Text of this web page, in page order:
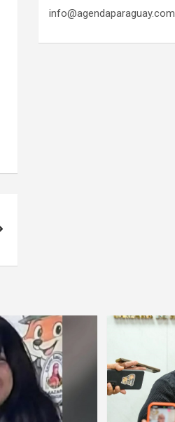
info@agendaparaguay.com